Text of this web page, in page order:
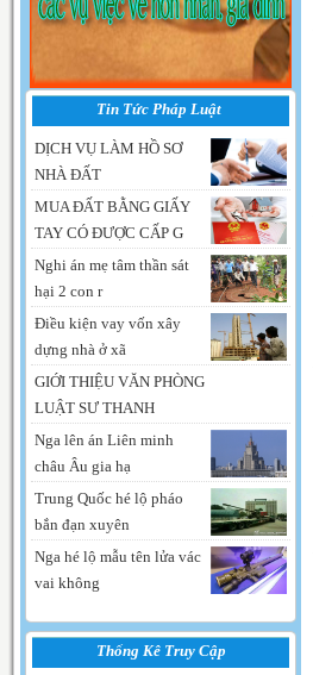
Tin Tức Pháp Luật
DỊCH VỤ LÀM HỒ SƠ
NHÀ ĐẤT
MUA ĐẤT BẰNG GIẤY
TAY CÓ ĐƯỢC CẤP G
Nghi án mẹ tâm thần sát
hại 2 con r
Điều kiện vay vốn xây
dựng nhà ở xã
GIỚI THIỆU VĂN PHÒNG
LUẬT SƯ THANH
Nga lên án Liên minh
châu Âu gia hạ
Trung Quốc hé lộ pháo
bắn đạn xuyên
Nga hé lộ mẫu tên lửa vác
vai không
Thống Kê Truy Cập